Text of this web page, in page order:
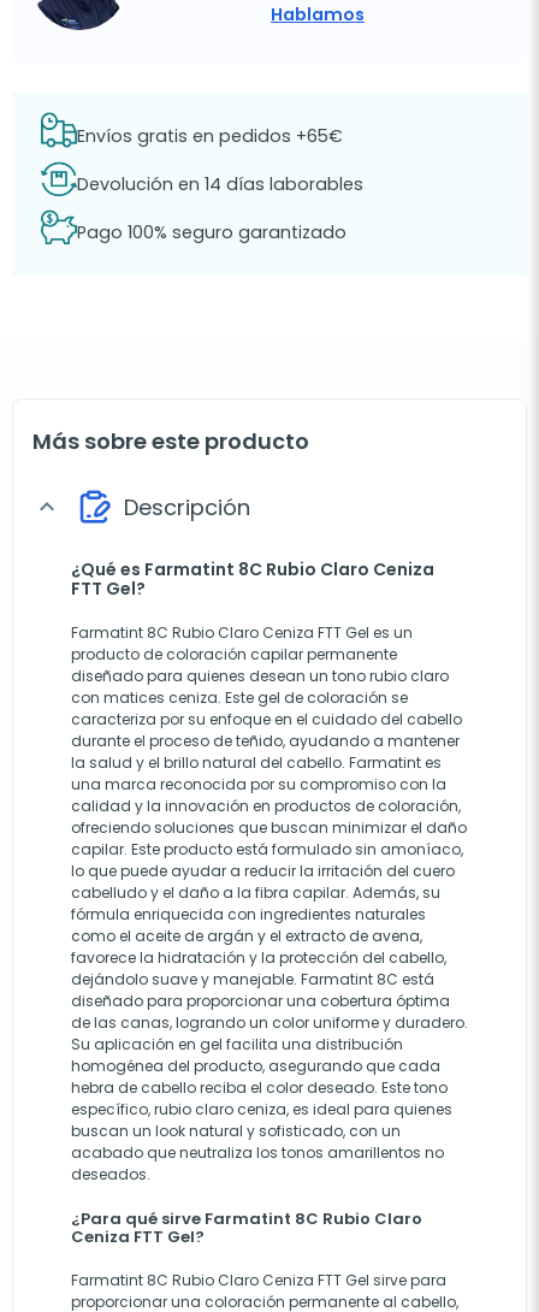
Hablamos
Envíos gratis en pedidos +65€
Devolución en 14 días laborables
Pago 100% seguro garantizado
Más sobre este producto
expand_more Descripción
¿Qué es Farmatint 8C Rubio Claro Ceniza
FTT Gel?
Farmatint 8C Rubio Claro Ceniza FTT Gel es un
producto de coloración capilar permanente
diseñado para quienes desean un tono rubio claro
con matices ceniza. Este gel de coloración se
caracteriza por su enfoque en el cuidado del cabello
durante el proceso de teñido, ayudando a mantener
la salud y el brillo natural del cabello. Farmatint es
una marca reconocida por su compromiso con la
calidad y la innovación en productos de coloración,
ofreciendo soluciones que buscan minimizar el daño
capilar. Este producto está formulado sin amoníaco,
lo que puede ayudar a reducir la irritación del cuero
cabelludo y el daño a la fibra capilar. Además, su
fórmula enriquecida con ingredientes naturales
como el aceite de argán y el extracto de avena,
favorece la hidratación y la protección del cabello,
dejándolo suave y manejable. Farmatint 8C está
diseñado para proporcionar una cobertura óptima
de las canas, logrando un color uniforme y duradero.
Su aplicación en gel facilita una distribución
homogénea del producto, asegurando que cada
hebra de cabello reciba el color deseado. Este tono
específico, rubio claro ceniza, es ideal para quienes
buscan un look natural y sofisticado, con un
acabado que neutraliza los tonos amarillentos no
deseados.
¿Para qué sirve Farmatint 8C Rubio Claro
Ceniza FTT Gel?
Farmatint 8C Rubio Claro Ceniza FTT Gel sirve para
proporcionar una coloración permanente al cabello,